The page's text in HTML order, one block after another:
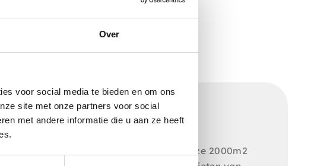
Over
voor social media te bieden en om ons
site met onze partners voor social
met andere informatie die u aan ze heeft
cm op voorraad. Zowel online als in onze 2000m2